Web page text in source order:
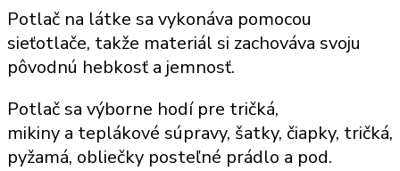
Potlač na látke sa vykonáva pomocou
sieťotlače, takže materiál si zachováva svoju
pôvodnú hebkosť a jemnosť.
Potlač sa výborne hodí pre tričká,
mikiny a teplákové súpravy, šatky, čiapky, tričká,
pyžamá, obliečky posteľné prádlo a pod.